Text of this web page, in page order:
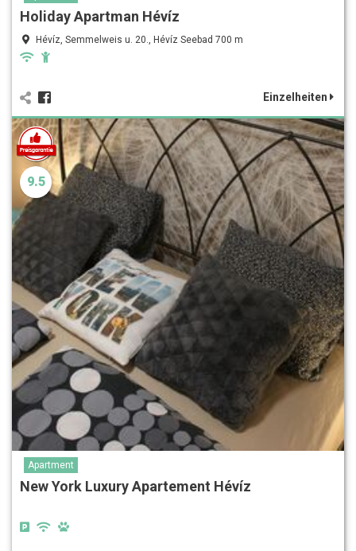
Holiday Apartman Hévíz
Hévíz, Semmelweis u. 20., Hévíz Seebad 700 m
Einzelheiten
9.5
Apartment
New York Luxury Apartement Hévíz